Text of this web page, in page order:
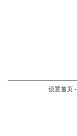
设置首页 -